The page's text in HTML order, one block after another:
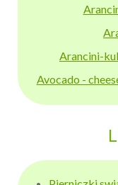
Arancini-
Avocado -